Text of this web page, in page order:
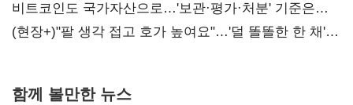
비트코인도 국가자산으로…'보관·평가·처분' 기준은
숙제
(현장+)"팔 생각 접고 호가 높여요"…'덜 똘똘한 한 채'
함께 볼만한 뉴스